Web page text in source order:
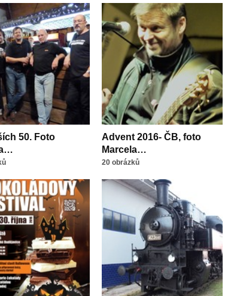
50. Foto
Advent 2016- ČB, foto
Marcela…
20 obrázků